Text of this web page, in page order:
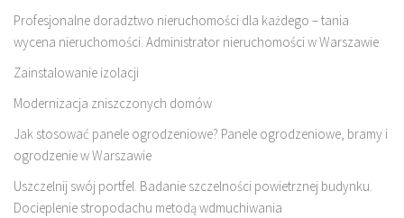
Profesjonalne doradztwo nieruchomości dla każdego – tania
wycena nieruchomości. Administrator nieruchomości w Warszawie
Zainstalowanie izolacji
Modernizacja zniszczonych domów
Jak stosować panele ogrodzeniowe? Panele ogrodzeniowe, bramy i
ogrodzenie w Warszawie
Uszczelnij swój portfel. Badanie szczelności powietrznej budynku.
Docieplenie stropodachu metodą wdmuchiwania